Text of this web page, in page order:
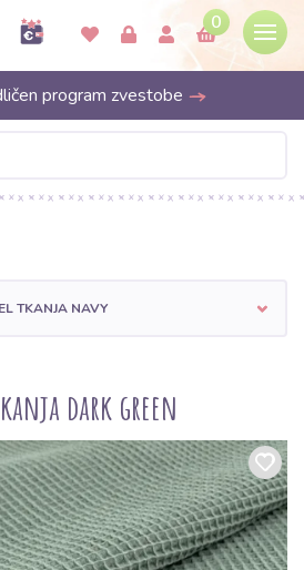
0
program zvestobe
TKANJA NAVY
dark green